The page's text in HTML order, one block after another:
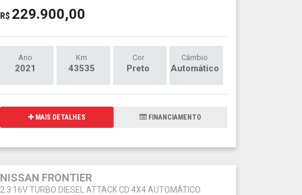
R$ 229.900,00
Ano
2021
Km
43535
Cor
Preto
Câmbio
Automático
MAIS DETALHES FINANCIAMENTO
NISSAN FRONTIER
2.3 16V TURBO DIESEL ATTACK CD 4X4 AUTOMÁTICO